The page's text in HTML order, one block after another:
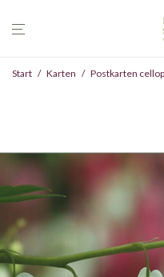
Start / Karten / Postkarten